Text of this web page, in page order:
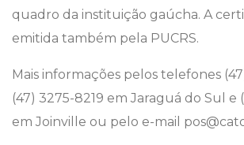
quadro da instituição gaúcha. A
emitida também pela PUCRS.
Mais informações pelos telefones
(47) 3275-8219 em Jaraguá do Sul e
em Joinville ou pelo e-mail